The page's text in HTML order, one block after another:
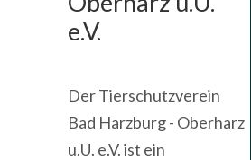
e.V.
Der Tierschutzverein
Bad Harzburg - Oberharz
u.U. e.V. ist ein